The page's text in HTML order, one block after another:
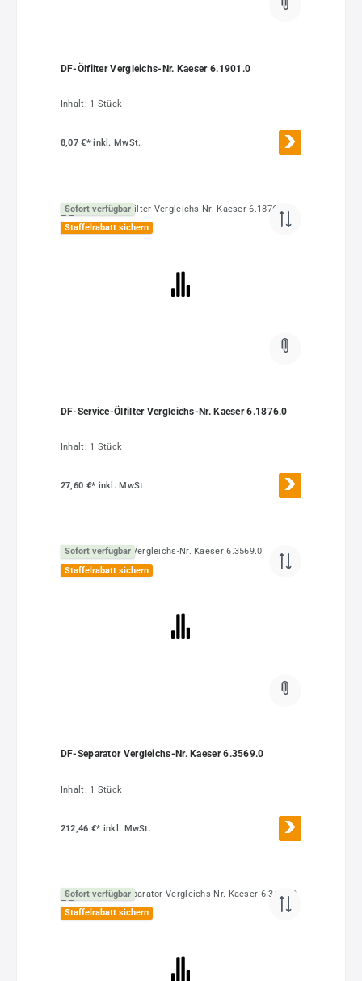
DF-Ölfilter Vergleichs-Nr. Kaeser 6.1901.0
Inhalt: 1 Stück
8,07 €*inkl. MwSt.
Sofort verfügbar
Staffelrabatt sichern
DF-Service-Ölfilter Vergleichs-Nr. Kaeser 6.1876.0
Inhalt: 1 Stück
27,60 €* inkl. MwSt.
Sofort verfügbar
Staffelrabatt sichern
DF-Separator Vergleichs-Nr. Kaeser 6.3569.0
Inhalt: 1 Stück
212,46 €* inkl. MwSt.
Sofort verfügbar
Staffelrabatt sichern